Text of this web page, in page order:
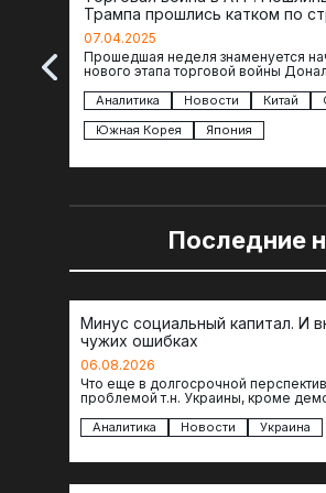
Трампа прошлись катком по
региона
07.04.2025
Прошедшая неделя знаменуется
нового этапа торговой войны
импорта из более 100 стран…
Аналитика Новости Китай
Южная Корея
Япония
Последние
Минус социальный капитал. И
чужих ошибках
06.08.2026
Что еще в долгосрочной
проблемой т.н. Украины, кроме
Аналитика Новости Украина